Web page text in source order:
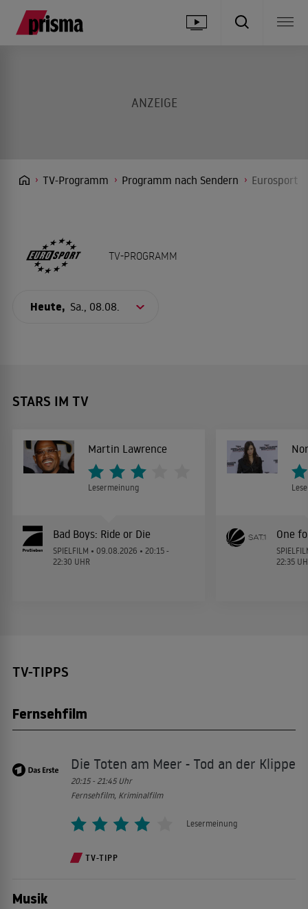
TV-Programm Programm nach Sendern Eurosport
TV-PROGRAMM
Heute, Sa., 08.08.
STARS IM TV
Martin Lawrence
Lesermeinung
Bad Boys: Ride or Die
SPIELFILM • 09.08.2026 • 20:15 -
22:30 UHR
One
22:35
TV-TIPPS
Fernsehfilm
Die Toten am Meer - Tod an der Klippe
20:15 - 21:45 Uhr
Fernsehfilm, Kriminalfilm
Lesermeinung
TV-TIPP
Musik